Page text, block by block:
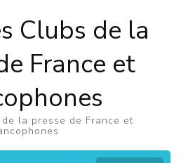
Clubs de la
France et
la presse de France et